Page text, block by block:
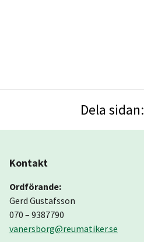
Dela sidan:
Kontakt
Ordförande:
Gerd Gustafsson
070 – 9387790
vanersborg@reumatiker.se